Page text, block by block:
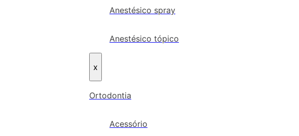
Anestésico spray
Anestésico tópico
x
Ortodontia
Acessório